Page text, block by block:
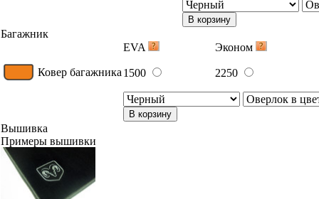
В корзину
Багажник
EVA
Эконом
Ковер багажника 1500 2250
В корзину
Вышивка
Примеры вышивки